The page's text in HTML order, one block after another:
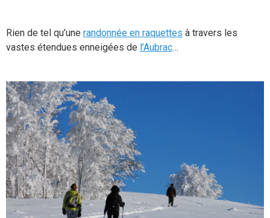
Rien de tel qu’une randonnée en raquettes à travers les
vastes étendues enneigées de l’Aubrac…